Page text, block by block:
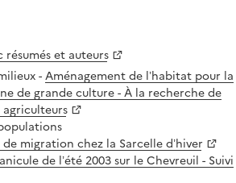
résumés et auteurs
- Aménagement de l’habitat pour la
de grande culture - À la recherche de
agriculteurs
de migration chez la Sarcelle d’hiver
de l’été 2003 sur le Chevreuil - Suivi